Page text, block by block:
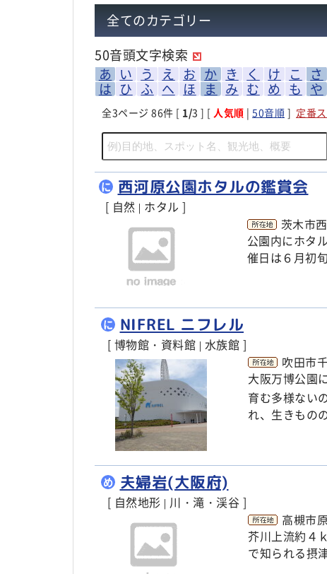
全てのカテゴリー
50音頭文字検索
あ い う え お か き く け こ さ
は ひ ふ へ ほ ま み む め も や
全3ページ 86件 [ 1/3 ] [ 人気順 | 50音順 ] 定番
に 西河原公園ホタルの鑑賞会
[ 自然 | ホタル ]
茨木市
公園内にホタ
催日は６月初
に NIFREL ニフレル
[ 博物館・資料館 | 水族館 ]
吹田市
大阪万博公園
育む多様ない
れ、生きもの
め 夫婦岩(大阪府)
[ 自然地形 | 川・滝・渓谷 ]
高槻市原
芥川上流約４
で知られる摂